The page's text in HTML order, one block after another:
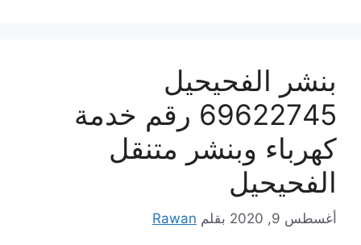
بنشر الفحيحيل
69622745 رقم خدمة
كهرباء وبنشر متنقل
الفحيحيل
أغسطس 9, 2020 بقلم Rawan